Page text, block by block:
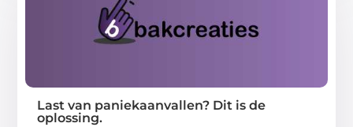
Last van paniekaanvallen? Dit is de
oplossing.